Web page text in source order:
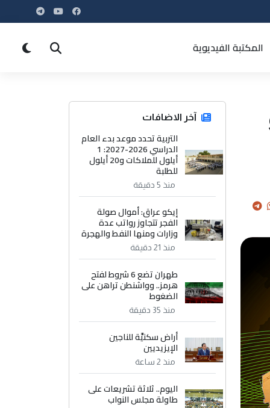
المكتبة الفيديوية
آخر الاضافات
التربية تحدد موعد بدء العام
الدراسي 2026-2027: 1
أيلول للملاكات و20 أيلول
للطلبة
منذ 5 دقيقة
إيكو عراق: أموال صولة
الفجر تتجاوز رواتب عدة
وزارات ومنها النفط والهجرة
منذ 21 دقيقة
طهران تضع 6 شروط لفتح
هرمز.. وواشنطن تراهن على
الضغوط
منذ 35 دقيقة
أراض سكنيَّة للناجين
الإيزيديين
منذ 2 ساعة
اليوم.. ثلاثة تشريعات على
طاولة مجلس النواب